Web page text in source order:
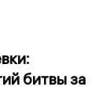
битвы за